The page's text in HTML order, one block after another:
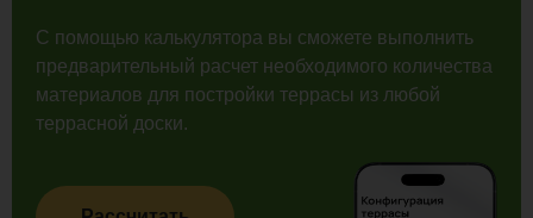
С помощью калькулятора вы сможете выполнить
предварительный расчет необходимого количества
материалов для постройки террасы из любой
террасной доски.